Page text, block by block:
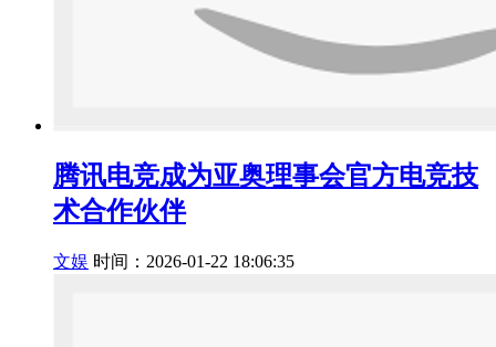
腾讯电竞成为亚奥理事会官方电竞技
术合作伙伴
文娱 时间：2026-01-22 18:06:35